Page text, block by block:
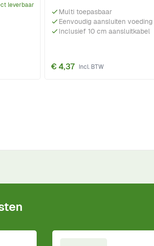
leverbaar
Multi toepasbaar
Eenvoudig aansluiten voeding
Inclusief 10 cm aansluitkabel
€ 4,37